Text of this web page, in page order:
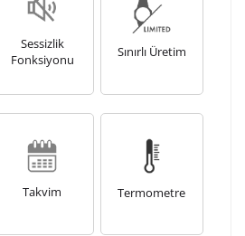
Sessizlik
Fonksiyonu
Sınırlı Üretim
Takvim Termometre